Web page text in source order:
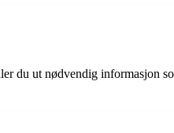
ut nødvendig informasjon